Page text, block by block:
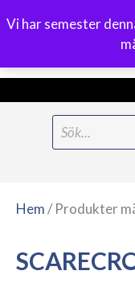
Vi har semester
Meny
Hem/ Produkter